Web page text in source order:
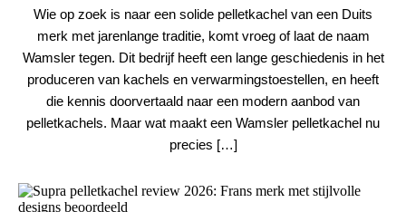
Wie op zoek is naar een solide pelletkachel van een Duits
merk met jarenlange traditie, komt vroeg of laat de naam
Wamsler tegen. Dit bedrijf heeft een lange geschiedenis in het
produceren van kachels en verwarmingstoestellen, en heeft
die kennis doorvertaald naar een modern aanbod van
pelletkachels. Maar wat maakt een Wamsler pelletkachel nu
precies […]